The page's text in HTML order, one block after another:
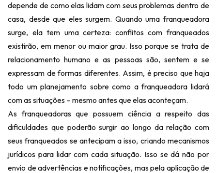
depende de como elas lidam com seus problemas dentro de
casa, desde que eles surgem. Quando uma franqueadora
surge, ela tem uma certeza: conflitos com franqueados
existirão, em menor ou maior grau. Isso porque se trata de
relacionamento humano e as pessoas são, sentem e se
expressam de formas diferentes. Assim, é preciso que haja
todo um planejamento sobre como a franqueadora lidará
com as situações – mesmo antes que elas aconteçam.
As franqueadoras que possuem ciência a respeito das
dificuldades que poderão surgir ao longo da relação com
seus franqueados se antecipam a isso, criando mecanismos
jurídicos para lidar com cada situação. Isso se dá não por
envio de advertências e notificações, mas pela aplicação de